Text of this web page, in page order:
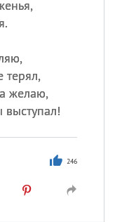
терял,
желаю,
выступал!
246